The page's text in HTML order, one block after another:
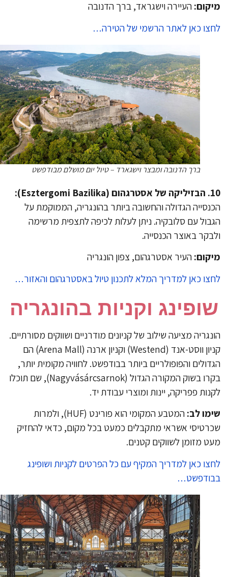
העיירה וישגראד, ברך הדנובה
כאן לאתר הרשמי של הטירה…
ברך הדנובה ומבצר וישגארד – טיול יום מושלם מבודפשט
הגדולה והחשובה ביותר בהונגריה, הממוקמת על
עם סלובקיה. ניתן לעלות לכיפה לתצפית מרשימה
באוצר הכנסייה.
העיר אסטרגהום, צפון הונגריה
כאן למדריך המלא לתכנון טיול באסטרגהום והאזור…
וקניות בהונגריה
מציעה שילוב של קניונים מודרניים ושווקים מסורתיים.
קניון ווסט-אנד (Westend) וקניון ארנה (Arena Mall) הם
והפופולריים ביותר בבודפשט. לחוויה מקומית יותר,
בקרו בשוק המקורה הגדול (Nagyvásárcsarnok), שם תוכלו
פפריקה, יינות ומוצרי עבודת יד.
לב:
המטבע המקומי הוא פורינט (HUF), ולמרות
אשראי מתקבלים כמעט בכל מקום, כדאי להחזיק
מזומן לשווקים קטנים.
כאן למדריך המקיף עם כל הפרטים לקניות ושופינג